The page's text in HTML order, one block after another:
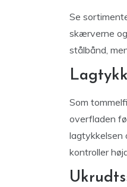
Se
skærverne
stålbånd,
Som
overfladen
lagtykkelsen
kontroller